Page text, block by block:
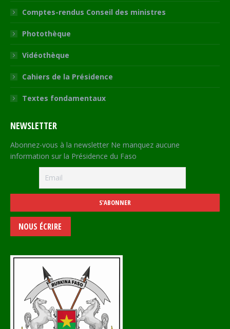
Comptes-rendus Conseil des ministres
Photothèque
Vidéothèque
Cahiers de la Présidence
Textes fondamentaux
NEWSLETTER
Abonnez-vous à la newsletter Ne manquez aucune
information sur la Présidence du Faso
NOUS ÉCRIRE